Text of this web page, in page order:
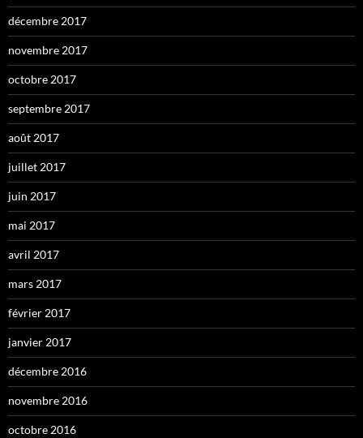
décembre 2017
novembre 2017
octobre 2017
septembre 2017
août 2017
juillet 2017
juin 2017
mai 2017
avril 2017
mars 2017
février 2017
janvier 2017
décembre 2016
novembre 2016
octobre 2016